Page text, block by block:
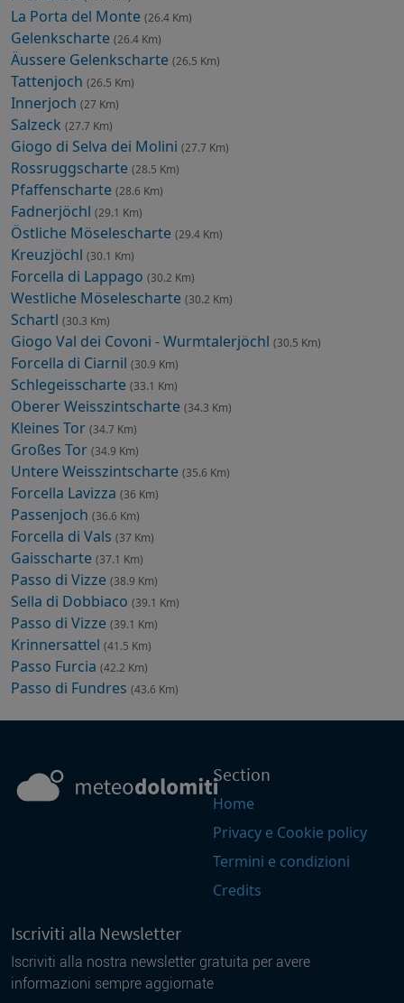
La Porta del Monte (26.4 Km)
Gelenkscharte (26.4 Km)
Äussere Gelenkscharte (26.5 Km)
Tattenjoch (26.5 Km)
Innerjoch (27 Km)
Salzeck (27.7 Km)
Giogo di Selva dei Molini (27.7 Km)
Rossruggscharte (28.5 Km)
Pfaffenscharte (28.6 Km)
Fadnerjöchl (29.1 Km)
Östliche Möselescharte (29.4 Km)
Kreuzjöchl (30.1 Km)
Forcella di Lappago (30.2 Km)
Westliche Möselescharte (30.2 Km)
Schartl (30.3 Km)
Giogo Val dei Covoni - Wurmtalerjöchl (30.5 Km)
Forcella di Ciarnil (30.9 Km)
Schlegeisscharte (33.1 Km)
Oberer Weisszintscharte (34.3 Km)
Kleines Tor (34.7 Km)
Großes Tor (34.9 Km)
Untere Weisszintscharte (35.6 Km)
Forcella Lavizza (36 Km)
Passenjoch (36.6 Km)
Forcella di Vals (37 Km)
Gaisscharte (37.1 Km)
Passo di Vizze (38.9 Km)
Sella di Dobbiaco (39.1 Km)
Passo di Vizze (39.1 Km)
Krinnersattel (41.5 Km)
Passo Furcia (42.2 Km)
Passo di Fundres (43.6 Km)
Section
Home
Privacy e Cookie policy
Termini e condizioni
Credits
Iscriviti alla Newsletter
Iscriviti alla nostra newsletter gratuita per avere
informazioni sempre aggiornate